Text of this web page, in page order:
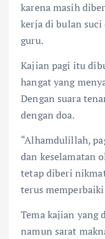
karena masih
kerja di bulan
guru.
Kajian pagi itu
hangat yang
Dengan suara
dengan doa.
“Alhamdulillah,
dan keselamatan
tetap diberi
terus
Tema kajian yang
namun sarat